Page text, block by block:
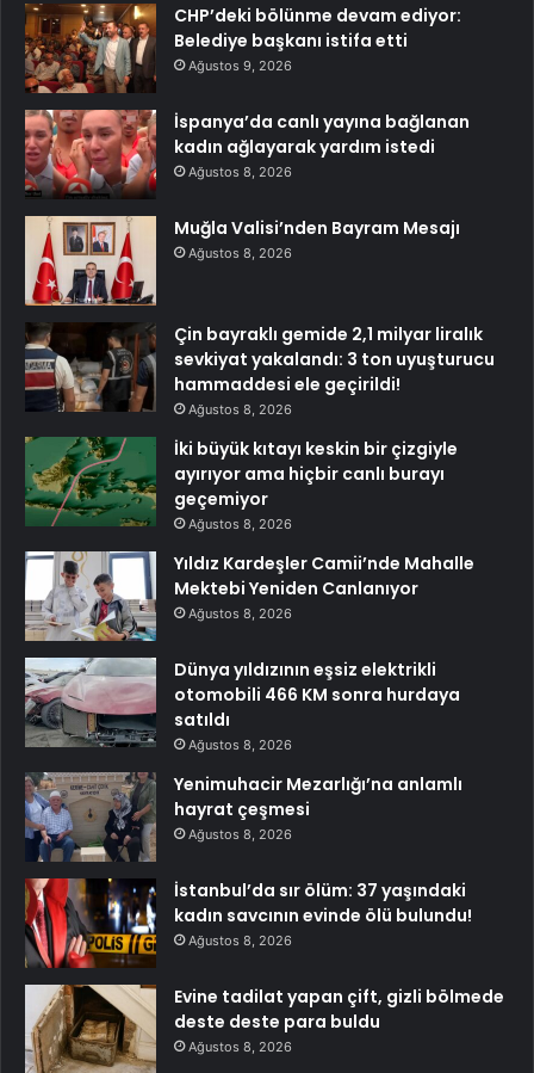
CHP’deki bölünme devam ediyor:
Belediye başkanı istifa etti
Ağustos 9, 2026
İspanya’da canlı yayına bağlanan
kadın ağlayarak yardım istedi
Ağustos 8, 2026
Muğla Valisi’nden Bayram Mesajı
Ağustos 8, 2026
Çin bayraklı gemide 2,1 milyar liralık
sevkiyat yakalandı: 3 ton uyuşturucu
hammaddesi ele geçirildi!
Ağustos 8, 2026
İki büyük kıtayı keskin bir çizgiyle
ayırıyor ama hiçbir canlı burayı
geçemiyor
Ağustos 8, 2026
Yıldız Kardeşler Camii’nde Mahalle
Mektebi Yeniden Canlanıyor
Ağustos 8, 2026
Dünya yıldızının eşsiz elektrikli
otomobili 466 KM sonra hurdaya
satıldı
Ağustos 8, 2026
Yenimuhacir Mezarlığı’na anlamlı
hayrat çeşmesi
Ağustos 8, 2026
İstanbul’da sır ölüm: 37 yaşındaki
kadın savcının evinde ölü bulundu!
Ağustos 8, 2026
Evine tadilat yapan çift, gizli bölmede
deste deste para buldu
Ağustos 8, 2026